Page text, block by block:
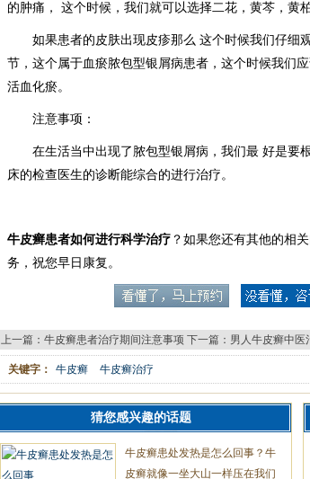
的肿痛， 这个时候，我们就可以选择二花，黄芩，黄
如果患者的皮肤出现皮疹那么 这个时候我们仔细
节，这个属于血瘀脓包型银屑病患者，这个时候我们
活血化瘀。
注意事项：
在生活当中出现了脓包型银屑病，我们最 好是要
床的检查医生的诊断能综合的进行治疗。
牛皮癣患者如何进行科学治疗 ？如果您还有其他的相
务，祝您早日康复。
上一篇： 牛皮癣患者治疗期间注意事项 下一篇： 男人牛皮癣中医
关键字： 牛皮癣 牛皮癣治疗
猜您感兴趣的话题
牛皮癣患处发热是怎么回事？牛
皮癣就像一坐大山一样压在我们